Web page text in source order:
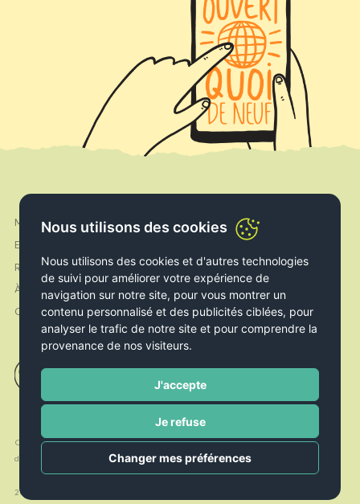
Nous utilisons des cookies
Nous utilisons des cookies et d'autres technologies
de suivi pour améliorer votre expérience de
navigation sur notre site, pour vous montrer un
contenu personnalisé et des publicités ciblées, pour
analyser le trafic de notre site et pour comprendre la
provenance de nos visiteurs.
J'accepte
Je refuse
Changer mes préférences
Mon compte
Expédition & Livraison
Retours & Echanges
À propos de nous
Contact
Facebook
Conditions
d’utilisation
Politique de
Cookies
Politique de
confidentialité
2026 © Le Livre Ouvert. All rights reserved. Handcrafted by